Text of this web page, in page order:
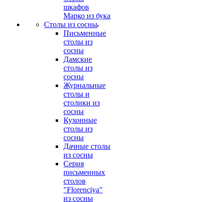
шкафов
Марко из бука
Столы из сосны
Письменные
столы из
сосны
Дамские
столы из
сосны
Журнальные
столы и
столики из
сосны
Кухонные
столы из
сосны
Дачные столы
из сосны
Серия
письменных
столов
"Florenciya"
из сосны